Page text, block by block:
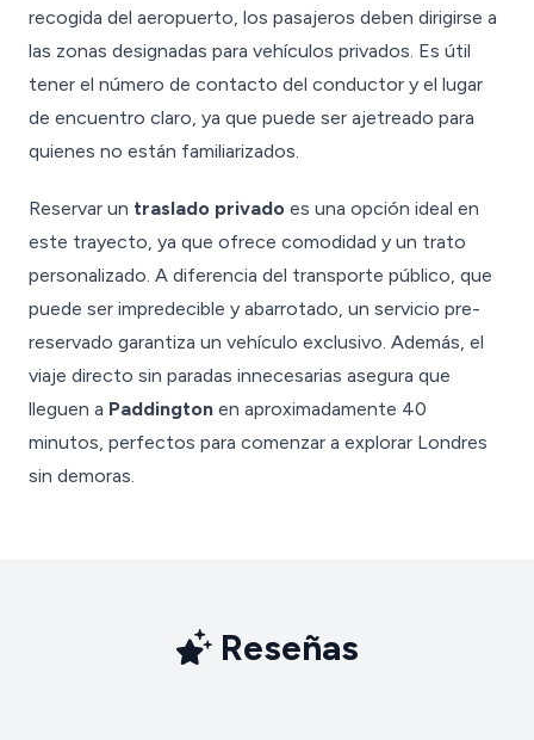
recogida del aeropuerto, los pasajeros deben dirigirse a
las zonas designadas para vehículos privados. Es útil
tener el número de contacto del conductor y el lugar
de encuentro claro, ya que puede ser ajetreado para
quienes no están familiarizados.
Reservar un traslado privado es una opción ideal en
este trayecto, ya que ofrece comodidad y un trato
personalizado. A diferencia del transporte público, que
puede ser impredecible y abarrotado, un servicio pre-
reservado garantiza un vehículo exclusivo. Además, el
viaje directo sin paradas innecesarias asegura que
lleguen a Paddington en aproximadamente 40
minutos, perfectos para comenzar a explorar Londres
sin demoras.
Reseñas